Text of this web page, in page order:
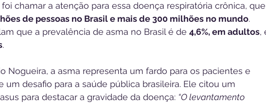
chamar a atenção para essa doença respiratória crônica,
de pessoas no Brasil e mais de 300 milhões no mundo.
que a prevalência de asma no Brasil é de 4,6%, em adultos,
.
Nogueira, a asma representa um fardo para os pacientes e
um desafio para a saúde pública brasileira. Ele citou um
para destacar a gravidade da doença: “O levantamento